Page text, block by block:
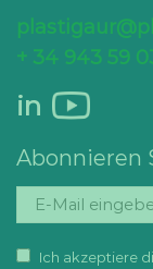
+ 34 943 59 03
in
Abonnieren
Ich akzeptiere